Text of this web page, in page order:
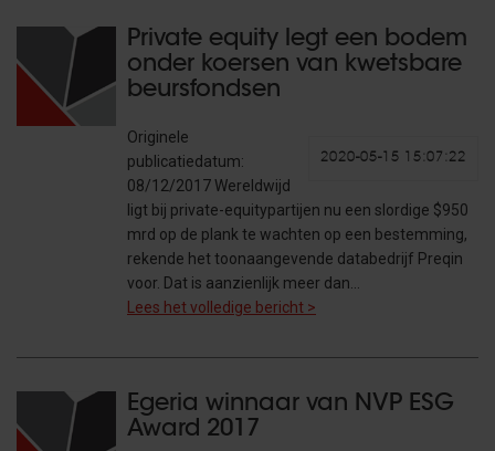
Private equity legt een bodem
onder koersen van kwetsbare
beursfondsen
2020-05-15 15:07:22
Originele
publicatiedatum:
08/12/2017 Wereldwijd
ligt bij private-equitypartijen nu een slordige $950
mrd op de plank te wachten op een bestemming,
rekende het toonaangevende databedrijf Preqin
voor. Dat is aanzienlijk meer dan…
Lees het volledige bericht >
Egeria winnaar van NVP ESG
Award 2017